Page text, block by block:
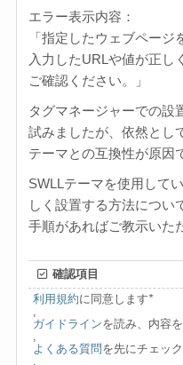
エラー表示内容：
「指定したウェブページ
入力したURLや値が正し
ご確認ください。」
タグマネージャーでの設
試みましたが、依然とし
テーマとの互換性が原因
SWLLテーマを使用して
しく設置する方法につい
手順があればご教示いた
確認項目
利用規約に同意します*
,
ガイドラインを読み、内容
,
よくある質問 を先にチェッ
,